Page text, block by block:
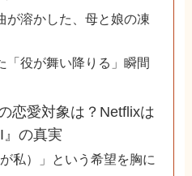
が溶かした、母と娘の凍
「役が舞い降りる」瞬間
恋愛対象は？Netflixは
』の真実
私）」という希望を胸に